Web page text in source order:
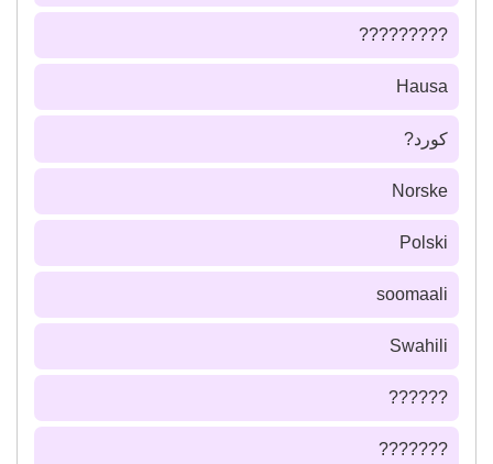
?????????
Hausa
كورد?
Norske
Polski
soomaali
Swahili
??????
???????